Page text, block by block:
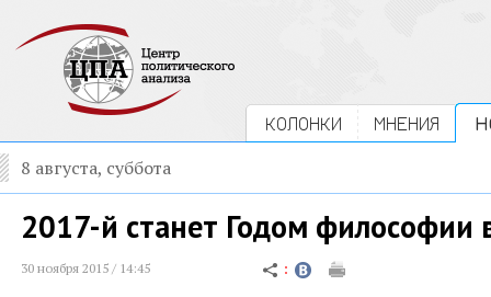
КОЛОНКИ МНЕНИЯ
8 августа, суббота
2017-й станет Годом философии
30 ноября 2015 / 14:45